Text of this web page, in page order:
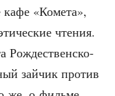
«Коме­та»,
чте­ния.
Рож­де­ствен­ско­
зай­чик про­тив